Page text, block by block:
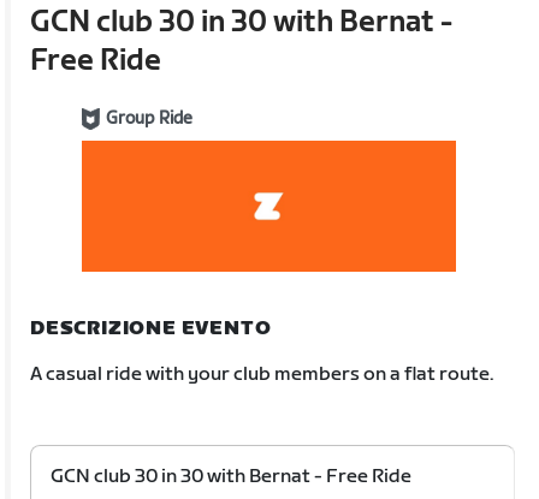
GCN club 30 in 30 with Bernat -
Free Ride
Group Ride
DESCRIZIONE EVENTO
A casual ride with your club members on a flat route.
GCN club 30 in 30 with Bernat - Free Ride